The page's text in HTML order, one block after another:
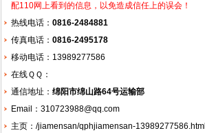
配110网上看到的信息，以免造成信任上的误会！
热线电话： 0816-2484881
传真电话： 0816-2495178
移动电话：13989277586
在线ＱＱ：
通信地址： 绵阳市绵山路64号运输部
Email：310723988@qq.com
主页： /jiamensan/qphjiamensan-13989277586.html